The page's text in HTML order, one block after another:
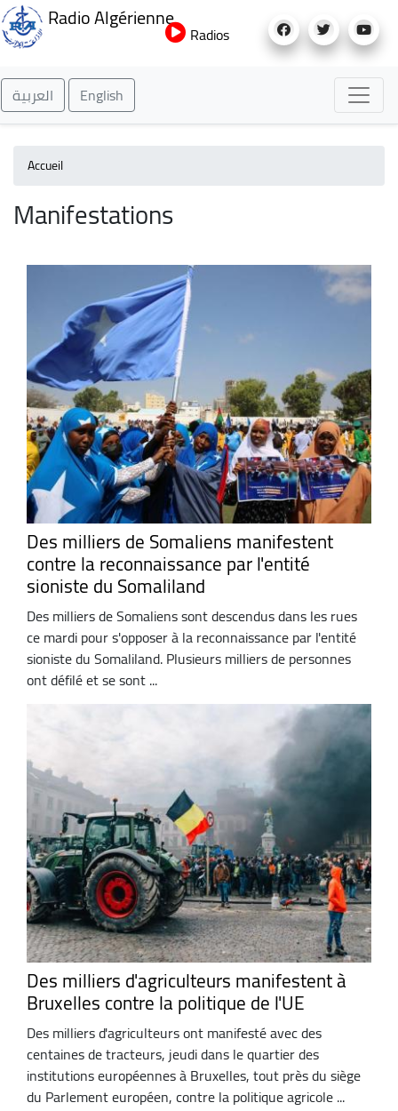
au
Radio Algérienne
Radios
العربية English
Accueil
Manifestations
Des milliers de Somaliens manifestent
contre la reconnaissance par l'entité
sioniste du Somaliland
Des milliers de Somaliens sont descendus dans les rues
ce mardi pour s'opposer à la reconnaissance par l'entité
sioniste du Somaliland. Plusieurs milliers de personnes
ont défilé et se sont ...
Des milliers d'agriculteurs manifestent à
Bruxelles contre la politique de l'UE
Des milliers d'agriculteurs ont manifesté avec des
centaines de tracteurs, jeudi dans le quartier des
institutions européennes à Bruxelles, tout près du siège
du Parlement européen, contre la politique agricole ...